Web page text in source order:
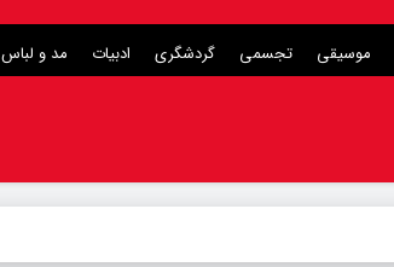
موسیقی تجسمی گردشگری ادبیات مد و لباس